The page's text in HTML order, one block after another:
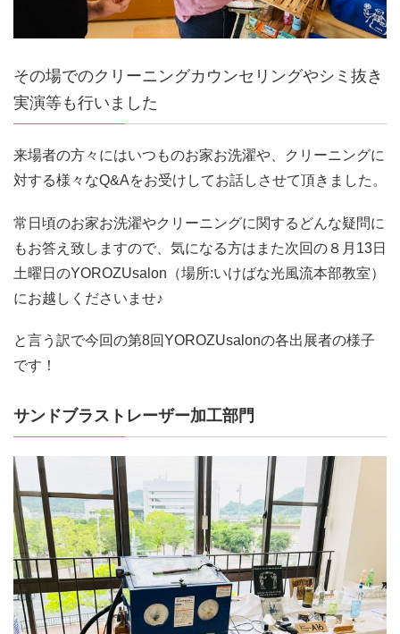
その場でのクリーニングカウンセリングやシミ抜き
実演等も行いました
来場者の方々にはいつものお家お洗濯や、クリーニングに
対する様々なQ&Aをお受けしてお話しさせて頂きました。
常日頃のお家お洗濯やクリーニングに関するどんな疑問に
もお答え致しますので、気になる方はまた次回の８月13日
土曜日のYOROZUsalon（場所:いけばな光風流本部教室）
にお越しくださいませ♪
と言う訳で今回の第8回YOROZUsalonの各出展者の様子
です！
サンドブラストレーザー加工部門